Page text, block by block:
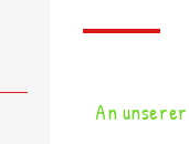
An